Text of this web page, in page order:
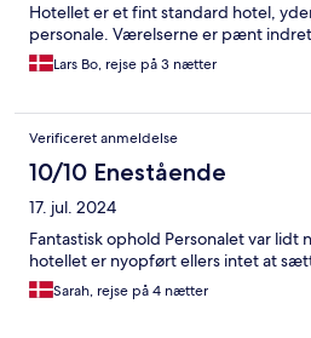
Hotellet er et fint standard hotel,
personale. Værelserne er pænt
Lars Bo, rejse på 3 nætter
Verificeret anmeldelse
10/10 Enestående
17. jul. 2024
Fantastisk ophold Personalet var lidt
hotellet er nyopført ellers intet at
Sarah, rejse på 4 nætter